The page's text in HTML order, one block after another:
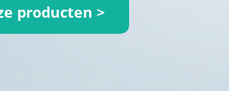
producten >